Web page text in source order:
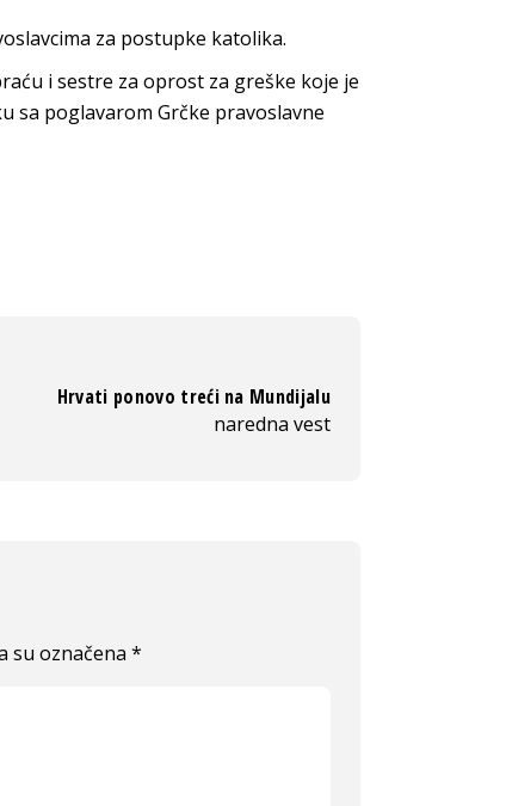
za postupke katolika.
i sestre za oprost za greške koje je
sa poglavarom Grčke pravoslavne
Hrvati ponovo treći na Mundijalu
naredna vest
su označena *